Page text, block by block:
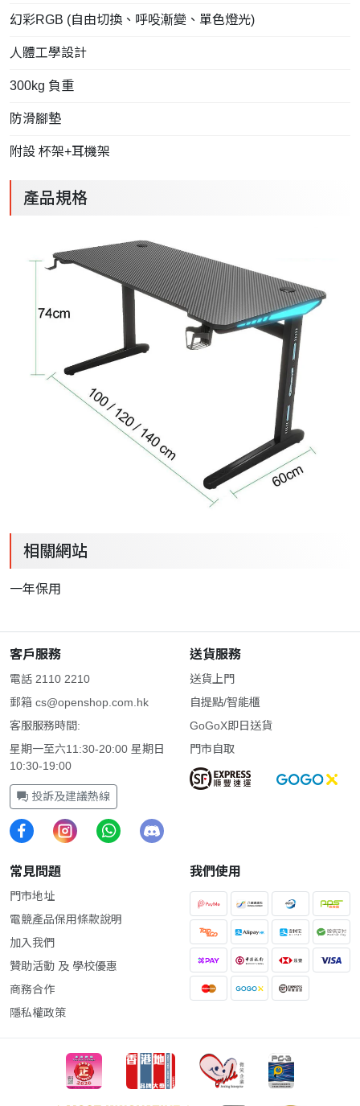
幻彩RGB (自由切換、呼吺漸變、單色燈光)
人體工學設計
300kg 負重
防滑腳墊
附設 杯架+耳機架
產品規格
相關網站
一年保用
客戶服務
電話 2110 2210
郵箱 cs@openshop.com.hk
客服服務時間:
星期一至六11:30-20:00 星期日
10:30-19:00
投訴及建議熱線
送貨服務
送貨上門
自提點/智能櫃
GoGoX即日送貨
門市自取
常見問題
門市地址
電競產品保用條款說明
加入我們
贊助活動 及 學校優惠
商務合作
隱私權政策
我們使用